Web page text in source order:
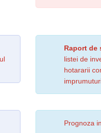
Raport de
listei de
hotararii
Prognoza